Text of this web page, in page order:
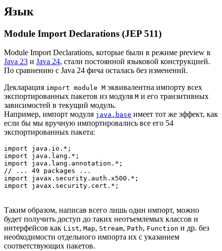
Язык
Module Import Declarations (JEP 511)
Module Import Declarations, которые были в режиме preview в
Java 23 и Java 24, стали постоянной языковой конструкцией.
По сравнению с Java 24 фича осталась без изменений.
Декларация import module M эквивалентна импорту всех
экспортированных пакетов из модуля M и его транзитивных
зависимостей в текущий модуль.
Например, импорт модуля java.base имеет тот же эффект, как
если бы мы вручную импортировались все его 54
экспортированных пакета:
import java.io.*;
import java.lang.*;
import java.lang.annotation.*;
// ... 49 packages ...
import javax.security.auth.x500.*;
Таким образом, написав всего лишь один импорт, можно
будет получить доступ до таких неотъемлемых классов и
интерфейсов как List, Map, Stream, Path, Function и др. без
необходимости отдельного импорта их с указанием
соответствующих пакетов.